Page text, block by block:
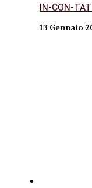
IN-CON-
13 Gennaio